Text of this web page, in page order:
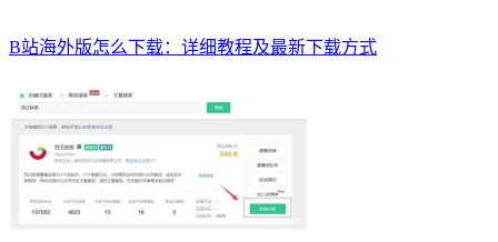
B站海外版怎么下载：详细教程及最新下载方式